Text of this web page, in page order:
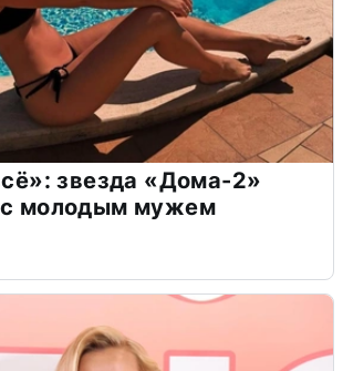
звезда «Дома-2»
с молодым мужем